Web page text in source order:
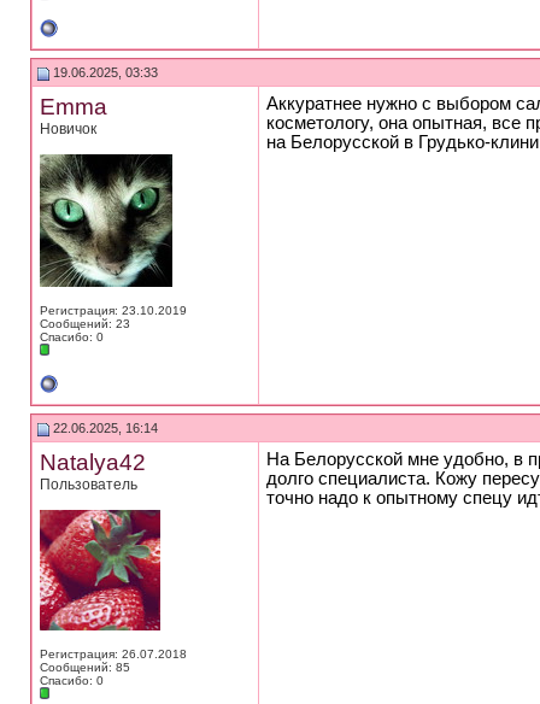
19.06.2025, 03:33
Emma
Новичок
Регистрация: 23.10.2019
Сообщений: 23
Спасибо: 0
Аккуратнее нужно с выбором
косметологу, она опытная, все
на Белорусской в Грудько-
22.06.2025, 16:14
Natalya42
Пользователь
Регистрация: 26.07.2018
Сообщений: 85
Спасибо: 0
На Белорусской мне удобно, в
долго специалиста. Кожу
точно надо к опытному спецу